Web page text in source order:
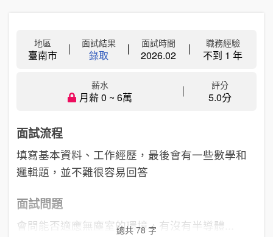
地區
臺南市
面試結果
錄取
面試時間
2026.02
職務經驗
不到 1 年
薪水
月薪 0 ~ 6萬
評分
5.0分
面試流程
填寫基本資料、工作經歷，最後會有一些數學和
邏輯題，並不難很容易回答
面試問題
會問能否適應無塵室的環境，有沒有半導體...
總共 78 字